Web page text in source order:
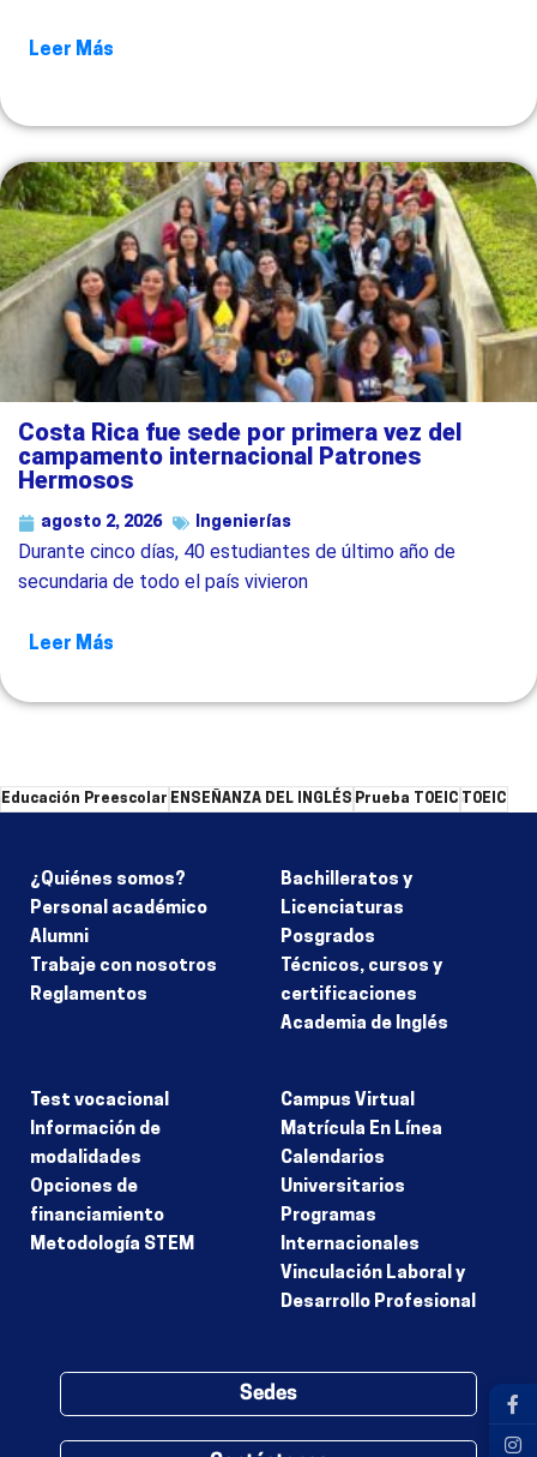
Leer Más
Costa Rica fue sede por primera vez del
campamento internacional Patrones
Hermosos
agosto 2, 2026 Ingenierías
Durante cinco días, 40 estudiantes de último año de
secundaria de todo el país vivieron
Leer Más
Educación Preescolar ENSEÑANZA DEL INGLÉS Prueba TOEIC TOEIC
¿Quiénes somos?
Personal académico
Alumni
Trabaje con nosotros
Reglamentos
Bachilleratos y
Licenciaturas
Posgrados
Técnicos, cursos y
certificaciones
Academia de Inglés
Test vocacional
Información de
modalidades
Opciones de
financiamiento
Metodología STEM
Campus Virtual
Matrícula En Línea
Calendarios
Universitarios
Programas
Internacionales
Vinculación Laboral y
Desarrollo Profesional
Sedes